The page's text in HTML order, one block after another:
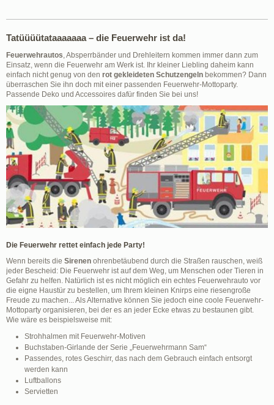
Tatüüüütataaaaaaa – die Feuerwehr ist da!
Feuerwehrautos , Absperrbänder und Drehleitern kommen immer dann zum
Einsatz, wenn die Feuerwehr am Werk ist. Ihr kleiner Liebling daheim kann
einfach nicht genug von den rot gekleideten Schutzengeln bekommen? Dann
überraschen Sie ihn doch mit einer passenden Feuerwehr-Mottoparty.
Passende Deko und Accessoires dafür finden Sie bei uns!
Die Feuerwehr rettet einfach jede Party!
Wenn bereits die Sirenen ohrenbetäubend durch die Straßen rauschen, weiß
jeder Bescheid: Die Feuerwehr ist auf dem Weg, um Menschen oder Tieren in
Gefahr zu helfen. Natürlich ist es nicht möglich ein echtes Feuerwehrauto vor
die eigne Haustür zu bestellen, um Ihrem kleinen Knirps eine riesengroße
Freude zu machen... Als Alternative können Sie jedoch eine coole Feuerwehr-
Mottoparty organisieren, bei der es an jeder Ecke etwas zu bestaunen gibt.
Wie wäre es beispielsweise mit:
Strohhalmen mit Feuerwehr-Motiven
Buchstaben-Girlande der Serie „Feuerwehrmann Sam“
Passendes, rotes Geschirr, das nach dem Gebrauch einfach entsorgt
werden kann
Luftballons
Servietten